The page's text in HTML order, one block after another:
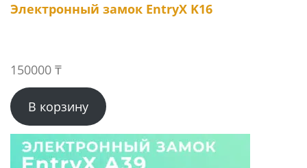
Электронный замок EntryX K16
150000 ₸
В корзину